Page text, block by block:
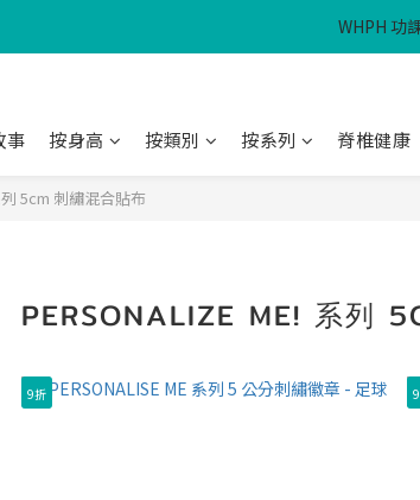
滿
WHPH 功
事 按身高 按類別 按系列 脊椎健康
5cm 刺繡混合貼布
PERSONALIZE ME! 系列
9折